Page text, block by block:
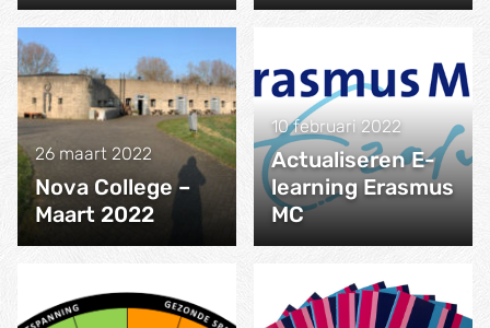
26 maart 2022
Nova College –
Maart 2022
10 februari 2022
Actualiseren E-
learning Erasmus
MC